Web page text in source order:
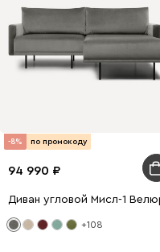
-8% по промокоду
94 990
Диван угловой Мисл-1
+108